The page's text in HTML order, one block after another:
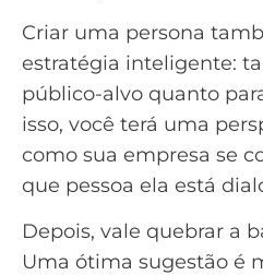
Criar uma persona
estratégia inteligente:
público-alvo quanto
isso, você terá uma
como sua empresa se
que pessoa ela está
Depois, vale quebrar a
Uma ótima sugestão é